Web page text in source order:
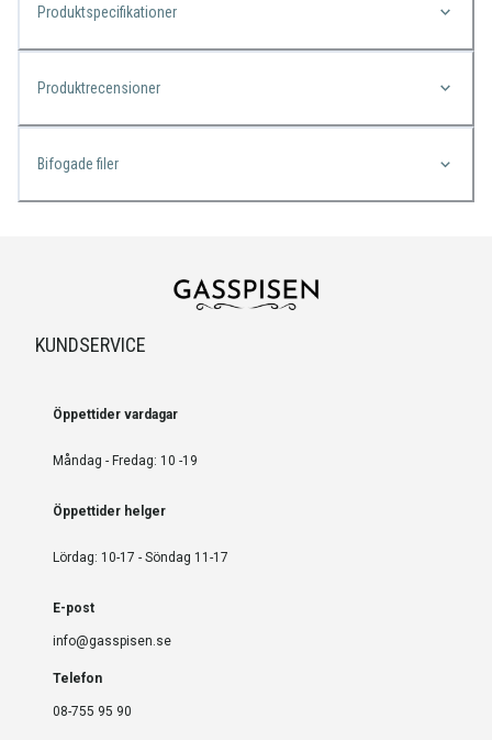
Produktspecifikationer
Produktrecensioner
Bifogade filer
KUNDSERVICE
Öppettider vardagar
Måndag - Fredag: 10 -19
Öppettider helger
Lördag: 10-17 - Söndag 11-17
E-post
info@gasspisen.se
Telefon
08-755 95 90